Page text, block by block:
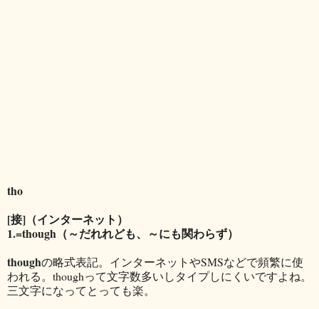
tho
[接]（インターネット）
1.=though（～だれれども、～にも関わらず）
thoughの略式表記。インターネットやSMSなどで頻繁に使
われる。thoughって文字数多いしタイプしにくいですよね。
三文字になってとっても楽。